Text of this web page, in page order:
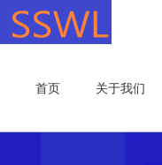
首页 关于我们